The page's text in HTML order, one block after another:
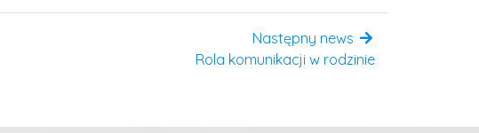
Następny news
Rola komunikacji w rodzinie